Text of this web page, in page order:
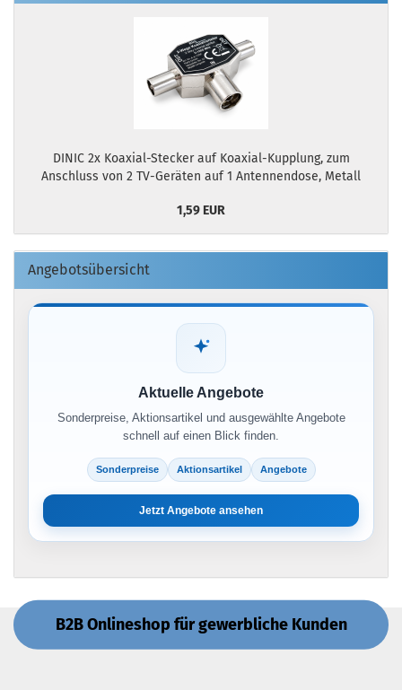
DINIC 2x Koaxial-Stecker auf Koaxial-Kupplung, zum
Anschluss von 2 TV-Geräten auf 1 Antennendose, Metall
1,59 EUR
Angebotsübersicht
Aktuelle Angebote
Sonderpreise, Aktionsartikel und ausgewählte Angebote
schnell auf einen Blick finden.
Sonderpreise Aktionsartikel Angebote
Jetzt Angebote ansehen
B2B Onlineshop für gewerbliche Kunden